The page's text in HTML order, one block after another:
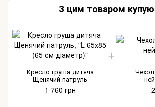
З цим товаром
Кресло груша дитяча
Щенячий патруль
1 760 грн
Чехол